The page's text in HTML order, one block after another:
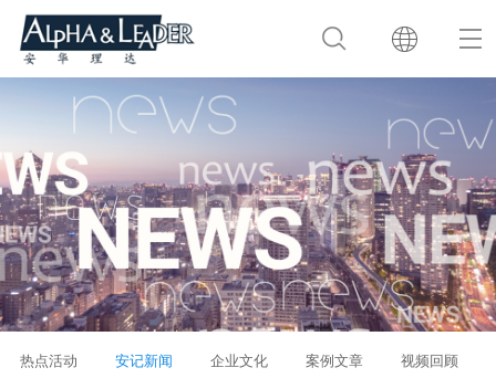
热点活动 安记新闻 企业文化 案例文章 视频回顾